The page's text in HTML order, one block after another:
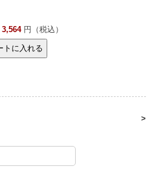
3,564円（税込）